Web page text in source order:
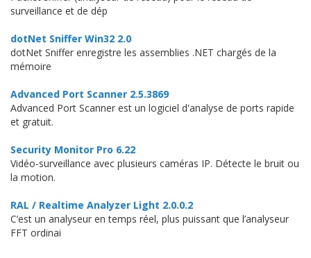
surveillance et de dép
dotNet Sniffer Win32 2.0
dotNet Sniffer enregistre les assemblies .NET chargés de la
mémoire
Advanced Port Scanner 2.5.3869
Advanced Port Scanner est un logiciel d'analyse de ports rapide
et gratuit.
Security Monitor Pro 6.22
Vidéo-surveillance avec plusieurs caméras IP. Détecte le bruit ou
la motion.
RAL / Realtime Analyzer Light 2.0.0.2
C’est un analyseur en temps réel, plus puissant que l’analyseur
FFT ordinai